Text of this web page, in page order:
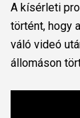
A kísérleti
történt, hogy
váló videó
állomáson